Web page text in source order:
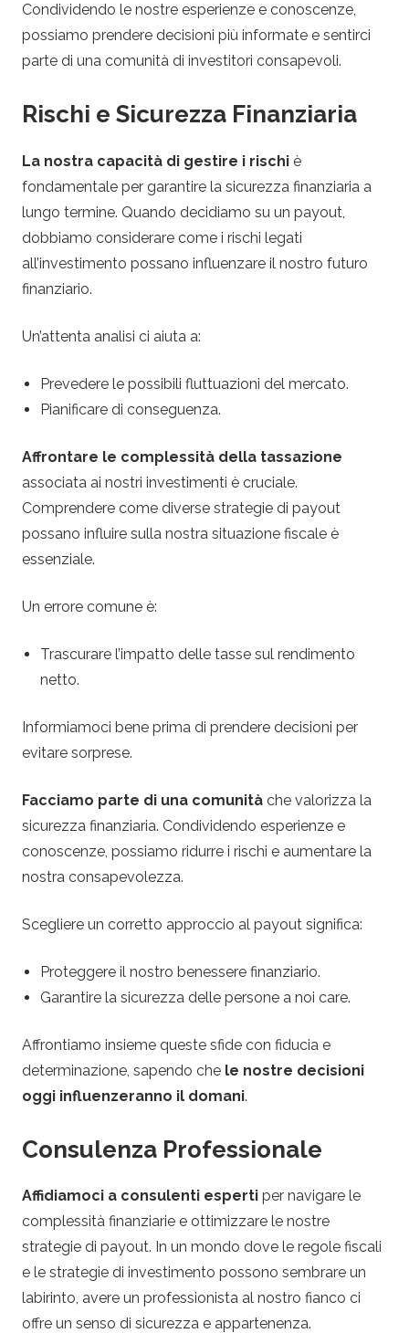
Condividendo le nostre esperienze e conoscenze,
possiamo prendere decisioni più informate e sentirci
parte di una comunità di investitori consapevoli.
Rischi e Sicurezza Finanziaria
La nostra capacità di gestire i rischi è
fondamentale per garantire la sicurezza finanziaria a
lungo termine. Quando decidiamo su un payout,
dobbiamo considerare come i rischi legati
all’investimento possano influenzare il nostro futuro
finanziario.
Un’attenta analisi ci aiuta a:
Prevedere le possibili fluttuazioni del mercato.
Pianificare di conseguenza.
Affrontare le complessità della tassazione
associata ai nostri investimenti è cruciale.
Comprendere come diverse strategie di payout
possano influire sulla nostra situazione fiscale è
essenziale.
Un errore comune è:
Trascurare l’impatto delle tasse sul rendimento
netto.
Informiamoci bene prima di prendere decisioni per
evitare sorprese.
Facciamo parte di una comunità che valorizza la
sicurezza finanziaria. Condividendo esperienze e
conoscenze, possiamo ridurre i rischi e aumentare la
nostra consapevolezza.
Scegliere un corretto approccio al payout significa:
Proteggere il nostro benessere finanziario.
Garantire la sicurezza delle persone a noi care.
Affrontiamo insieme queste sfide con fiducia e
determinazione, sapendo che le nostre decisioni
oggi influenzeranno il domani.
Consulenza Professionale
Affidiamoci a consulenti esperti per navigare le
complessità finanziarie e ottimizzare le nostre
strategie di payout. In un mondo dove le regole fiscali
e le strategie di investimento possono sembrare un
labirinto, avere un professionista al nostro fianco ci
offre un senso di sicurezza e appartenenza.